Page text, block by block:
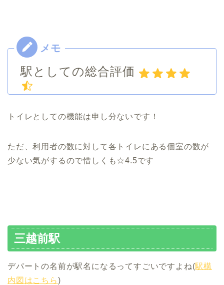
駅としての総合評価
トイレとしての機能は申し分ないです！
ただ、利用者の数に対して各トイレにある個室の数が
少ない気がするので惜しくも☆4.5です
三越前駅
デパートの名前が駅名になるってすごいですよね(駅構
内図はこちら)